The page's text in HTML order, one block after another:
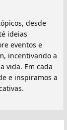
desde
ideias
eventos e
incentivando a
vida. Em cada
e inspiramos a